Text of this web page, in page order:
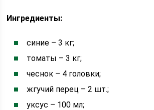
Ингредиенты:
синие – 3 кг;
томаты – 3 кг;
чеснок – 4 головки;
жгучий перец – 2 шт.;
уксус – 100 мл;